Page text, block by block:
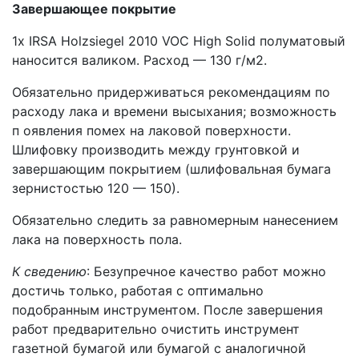
Завершающее покрытие
1x IRSA Holzsiegel 2010 VOC High Solid полуматовый
наносится валиком. Расход — 130 г/м2.
Обязательно придерживаться рекомендациям по
расходу лака и времени высыхания; возможность
п оявления помех на лаковой поверхности.
Шлифовку производить между грунтовкой и
завершающим покрытием (шлифовальная бумага
зернистостью 120 — 150).
Обязательно следить за равномерным нанесением
лака на поверхность пола.
К сведению: Безупречное качество работ можно
достичь только, работая с оптимально
подобранным инструментом. После завершения
работ предварительно очистить инструмент
газетной бумагой или бумагой с аналогичной